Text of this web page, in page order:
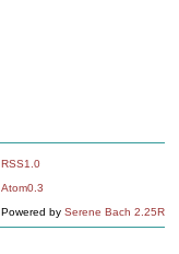
RSS1.0
Atom0.3
Powered by Serene Bach 2.25R